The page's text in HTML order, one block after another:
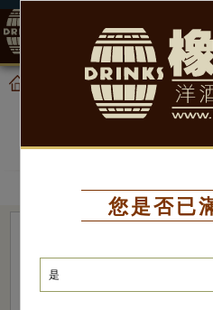
您是否已
產品 威士忌
威